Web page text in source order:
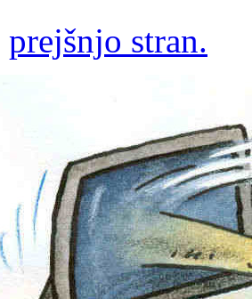
prejšnjo stran.